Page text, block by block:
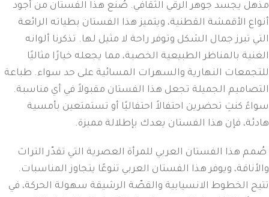
مذهل يجسد جوهر الرقي الثقافي. صُنع هذا الفستان من أجود
أنواع الأقمشة القطنية، ويتميز هذا الفستان بطياته الرائعة
التي تبرز جمال الشكل وتوفر راحة لا مثيل لها. تذكرنا ألوانه
الغنية بالمناظر الطبيعية الخصبة، مما يجعله خيارًا مثاليًا
للتجمعات النهارية والسهرات المسائية على حد سواء. طباعة
التصاميم الجميلة تجعل هذا الفستان مقبولاً في أي مناسبة.
سواءً كنتِ تحضرين احتفالاً احتفاليًا أو تستمتعين بأمسية
هادئة، فإن هذا الفستان يعدك بإطلالة مميزة.
صُمم هذا الفستان العربي للمرأة العصرية التي تقدّر التراث
والأناقة، ويوفر هذا الفستان العربي تنوعًا يتجاوز المناسبات.
تتيح الخطوط الانسيابية والقصّة الرشيقة سهولة الحركة، في